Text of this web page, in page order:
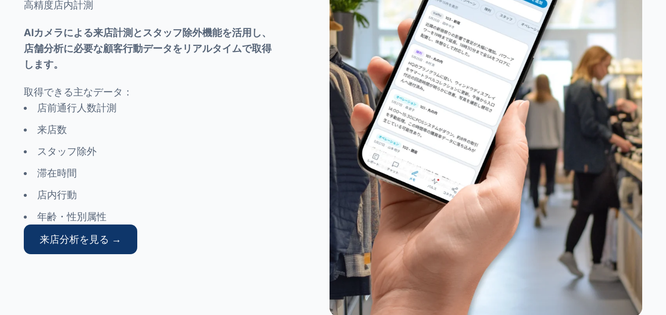
AIカメラによる来店計測とスタッフ除外機能を活用し、
店舗分析に必要な顧客行動データをリアルタイムで取得
します。
取得できる主なデータ：
店前通行人数計測
来店数
スタッフ除外
滞在時間
店内行動
年齢・性別属性
来店分析を見る →